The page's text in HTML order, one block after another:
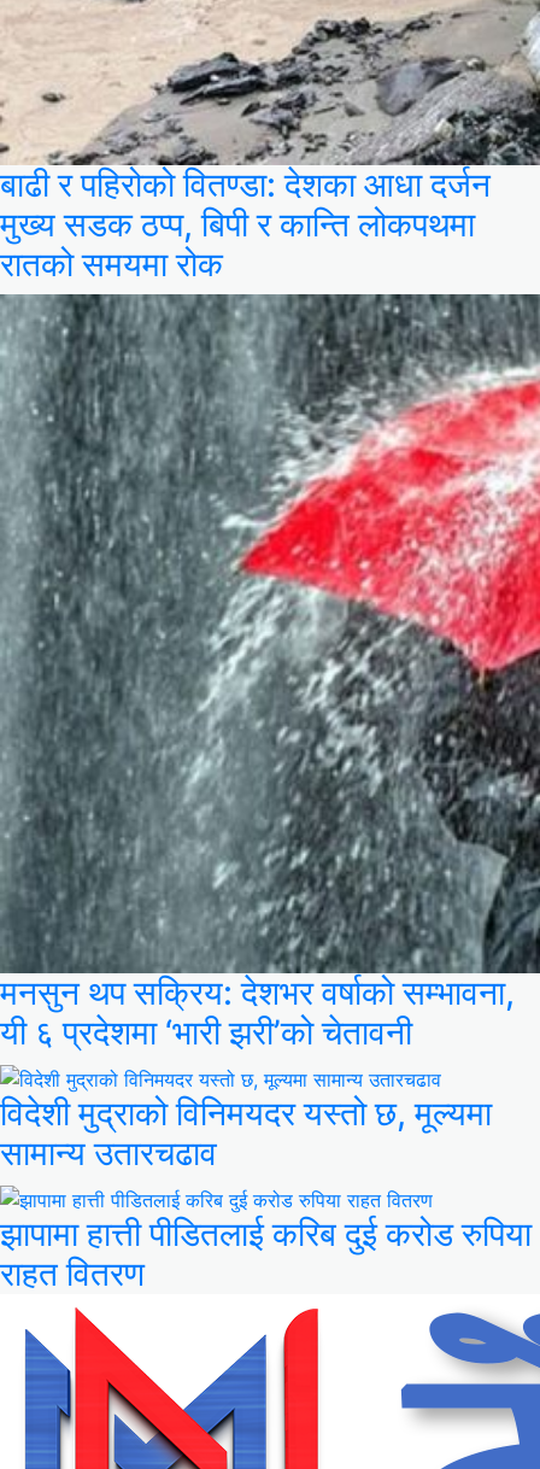
बाढी र पहिरोको वितण्डा: देशका आधा दर्जन
मुख्य सडक ठप्प, बिपी र कान्ति लोकपथमा
रातको समयमा रोक
मनसुन थप सक्रिय: देशभर वर्षाको सम्भावना,
यी ६ प्रदेशमा ‘भारी झरी’को चेतावनी
विदेशी मुद्राको विनिमयदर यस्तो छ, मूल्यमा
सामान्य उतारचढाव
झापामा हात्ती पीडितलाई करिब दुई करोड रुपिया
राहत वितरण